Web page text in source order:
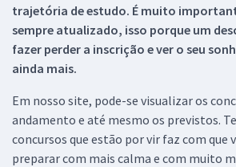
trajetória de estudo. É muito
sempre atualizado, isso porque um
fazer perder a inscrição e ver o seu
ainda mais.
Em nosso site, pode-se visualizar os
andamento e até mesmo os previstos.
concursos que estão por vir faz com que
preparar com mais calma e com muito